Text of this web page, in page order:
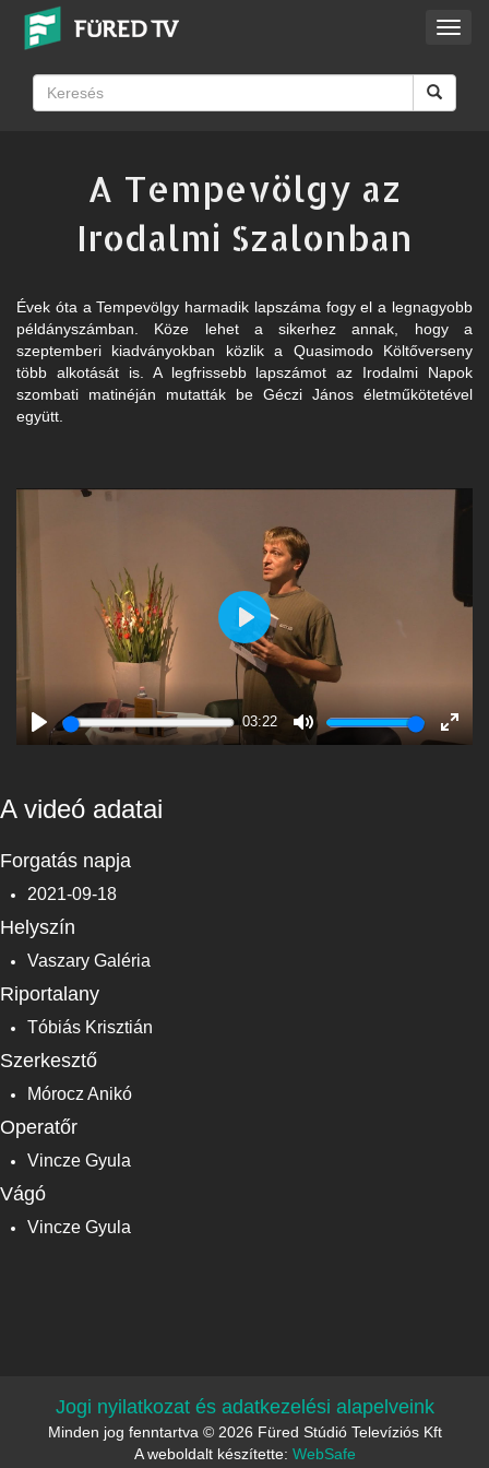
A Tempevölgy az
Irodalmi Szalonban
Évek óta a Tempevölgy harmadik lapszáma fogy el a legnagyobb
példányszámban. Köze lehet a sikerhez annak, hogy a
szeptemberi kiadványokban közlik a Quasimodo Költőverseny
több alkotását is. A legfrissebb lapszámot az Irodalmi Napok
szombati matinéján mutatták be Géczi János életműkötetével
együtt.
Play
03:22
Mute
Enter
Play
A videó adatai
Forgatás napja
2021-09-18
Helyszín
Vaszary Galéria
Riportalany
Tóbiás Krisztián
Szerkesztő
Mórocz Anikó
Operatőr
Vincze Gyula
Vágó
Vincze Gyula
Jogi nyilatkozat és adatkezelési alapelveink
Minden jog fenntartva © 2026 Füred Stúdió Televíziós Kft
A weboldalt készítette: WebSafe